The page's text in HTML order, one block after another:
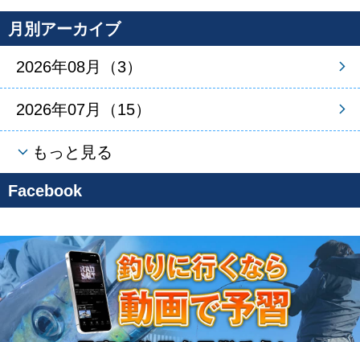
月別アーカイブ
2026年08月（3）
2026年07月（15）
もっと見る
Facebook